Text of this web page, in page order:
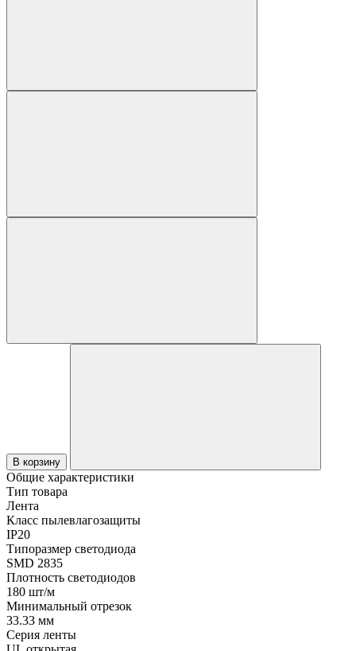
В корзину
Общие характеристики
Тип товара
Лента
Класс пылевлагозащиты
IP20
Типоразмер светодиода
SMD 2835
Плотность светодиодов
180 шт/м
Минимальный отрезок
33.33 мм
Серия ленты